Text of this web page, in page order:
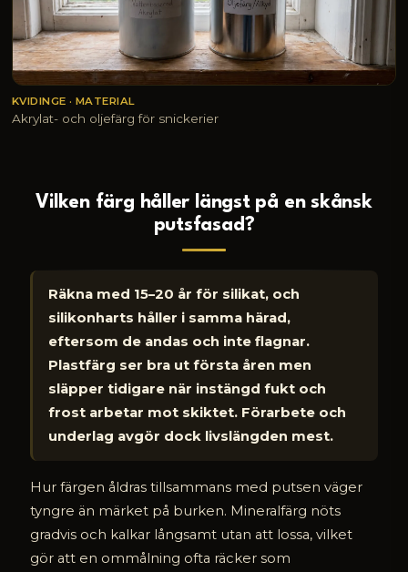
KVIDINGE · MATERIAL
Akrylat- och oljefärg för snickerier
Vilken färg håller längst på en skånsk
putsfasad?
Räkna med 15–20 år för silikat, och
silikonharts håller i samma härad,
eftersom de andas och inte flagnar.
Plastfärg ser bra ut första åren men
släpper tidigare när instängd fukt och
frost arbetar mot skiktet. Förarbete och
underlag avgör dock livslängden mest.
Hur färgen åldras tillsammans med putsen väger
tyngre än märket på burken. Mineralfärg nöts
gradvis och kalkar långsamt utan att lossa, vilket
gör att en ommålning ofta räcker som